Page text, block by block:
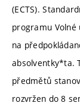
(ECTS).
programu Volné
na
absolventky*ta.
předmětů
rozvržen do 8